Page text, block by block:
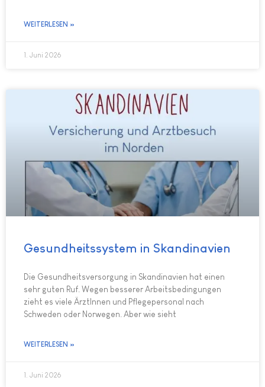
WEITERLESEN »
1. Juni 2026
Gesundheitssystem in Skandinavien
Die Gesundheitsversorgung in Skandinavien hat einen
sehr guten Ruf. Wegen besserer Arbeitsbedingungen
zieht es viele ÄrztInnen und Pflegepersonal nach
Schweden oder Norwegen. Aber wie sieht
WEITERLESEN »
1. Juni 2026